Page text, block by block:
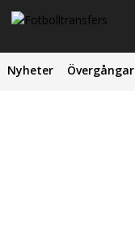
Nyheter Övergångar